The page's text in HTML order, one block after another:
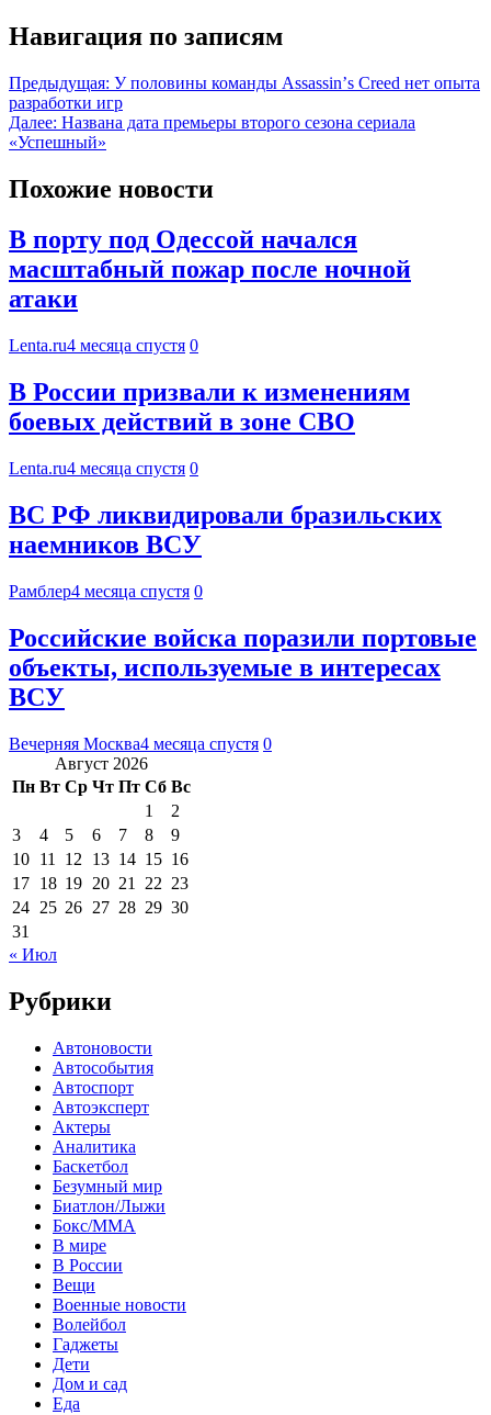
Навигация по записям
Предыдущая: У половины команды Assassinʼs Creed нет опыта
разработки игр
Далее: Названа дата премьеры второго сезона сериала
«Успешный»
Похожие новости
В порту под Одессой начался
масштабный пожар после ночной
атаки
Lenta.ru4 месяца спустя 0
В России призвали к изменениям
боевых действий в зоне СВО
Lenta.ru4 месяца спустя 0
ВС РФ ликвидировали бразильских
наемников ВСУ
Рамблер4 месяца спустя 0
Российские войска поразили портовые
объекты, используемые в интересах
ВСУ
Вечерняя Москва4 месяца спустя 0
Август 2026
Пн Вт Ср Чт Пт Сб Вс
1
2
3
4 5 6 7 8
9
10 11 12 13 14 15 16
17 18 19 20 21 22 23
24 25 26 27 28 29 30
31
« Июл
Рубрики
Автоновости
Автособытия
Автоспорт
Автоэксперт
Актеры
Аналитика
Баскетбол
Безумный мир
Биатлон/Лыжи
Бокс/MMA
В мире
В России
Вещи
Военные новости
Волейбол
Гаджеты
Дети
Дом и сад
Еда